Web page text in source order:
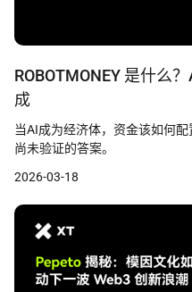
ROBOTMONEY 是什么
成
当AI成为经济体，资金该如何配
尚未验证的答案。
2026-03-18